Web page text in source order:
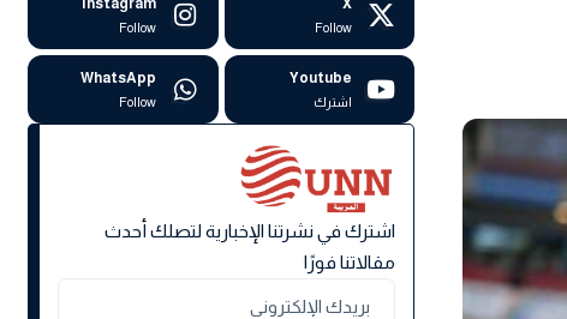
X
Follow
Instagram
Follow
Youtube
اشترك
WhatsApp
Follow
اشترك في نشرتنا الإخبارية لتصلك أحدث
مقالاتنا فورًا